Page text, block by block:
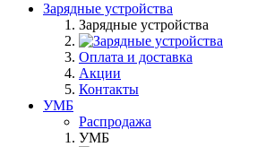
Зарядные устройства
Зарядные устройства
Оплата и доставка
Акции
Контакты
УМБ
Распродажа
УМБ